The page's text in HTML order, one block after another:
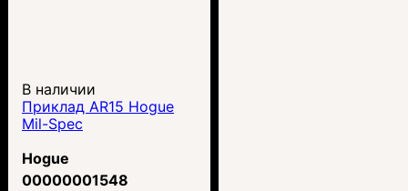
В наличии
Приклад AR15 Hogue
Mil-Spec
Hogue
00000001548